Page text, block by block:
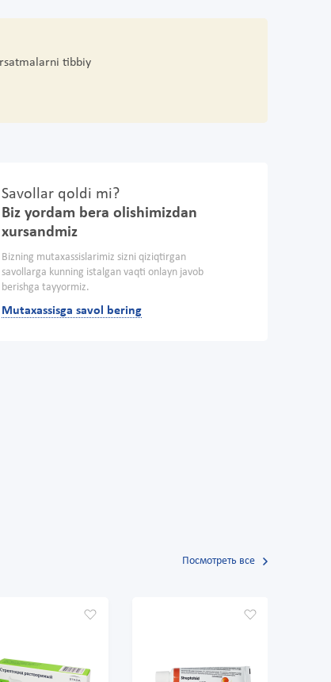
tibbiy
Savollar qoldi mi?
Biz yordam bera olishimizdan
xursandmiz
Bizning mutaxassislarimiz sizni qiziqtirgan
savollarga kunning istalgan vaqti onlayn javob
berishga tayyormiz.
Mutaxassisga savol bering
Посмотреть все